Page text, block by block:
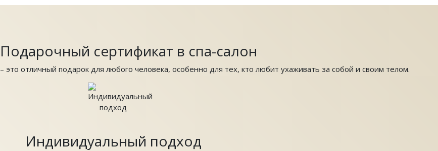
Подарочный сертификат в спа-салон
– это отличный подарок для любого человека, особенно для тех, кто любит ухаживать за собой и своим телом.
Индивидуальный подход